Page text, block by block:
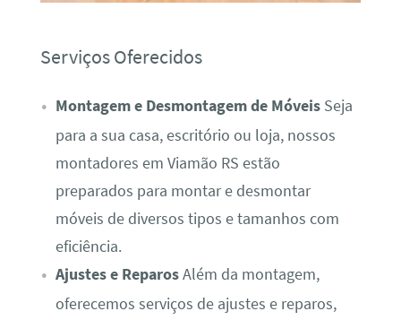
Serviços Oferecidos
Montagem e Desmontagem de MóveisSeja
para a sua casa, escritório ou loja, nossos
montadores em Viamão RS estão
preparados para montar e desmontar
móveis de diversos tipos e tamanhos com
eficiência.
Ajustes e ReparosAlém da montagem,
oferecemos serviços de ajustes e reparos,